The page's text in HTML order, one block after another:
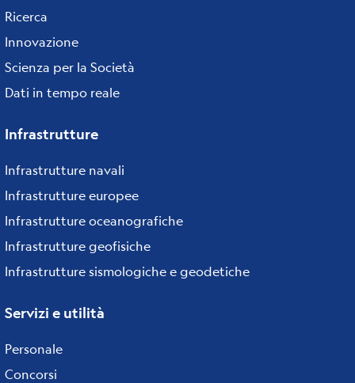
Ricerca
Innovazione
Scienza per la Società
Dati in tempo reale
Infrastrutture
Infrastrutture navali
Infrastrutture europee
Infrastrutture oceanografiche
Infrastrutture geofisiche
Infrastrutture sismologiche e geodetiche
Servizi e utilità
Personale
Concorsi